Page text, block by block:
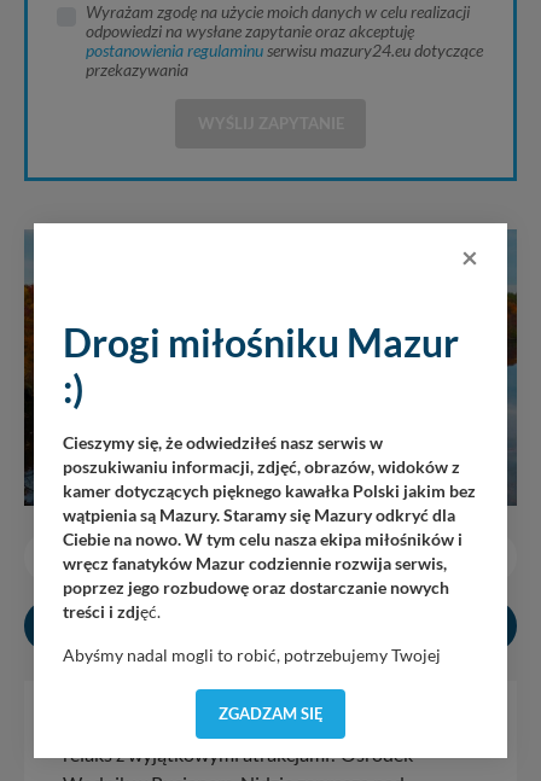
OD 990 ZŁ / OSOBA / POBYT
SZCZEGÓŁY ONA STRONIE OBIEKTU
Szukasz idealnego miejsca, by połączyć jesienny
relaks z wyjątkowymi atrakcjami? Ośrodek
Wyrażam zgodę na użycie moich danych w celu realizacji
odpowiedzi na wysłane zapytanie oraz akceptuję
postanowienia regulaminuserwisu mazury24.eu dotyczące
przekazywania
×
Drogi miłośniku Mazur
:)
Cieszymy się, że odwiedziłeś nasz serwis w
poszukiwaniu informacji, zdjęć, obrazów, widoków z
kamer dotyczących pięknego kawałka Polski jakim bez
wątpienia są Mazury. Staramy się Mazury odkryć dla
Ciebie na nowo. W tym celu nasza ekipa miłośników i
wręcz fanatyków Mazur codziennie rozwija serwis,
poprzez jego rozbudowę oraz dostarczanie nowych
treści i zdjęć.
Abyśmy nadal mogli to robić, potrzebujemy Twojej
dostosować do Twoich preferencji. Twoje dane (w tym
pliki cookies) będą zapisywane w celu usprawnienia
wyszukania, ulubione miejsca, logowania, itp).
ZGADZAM SIĘ